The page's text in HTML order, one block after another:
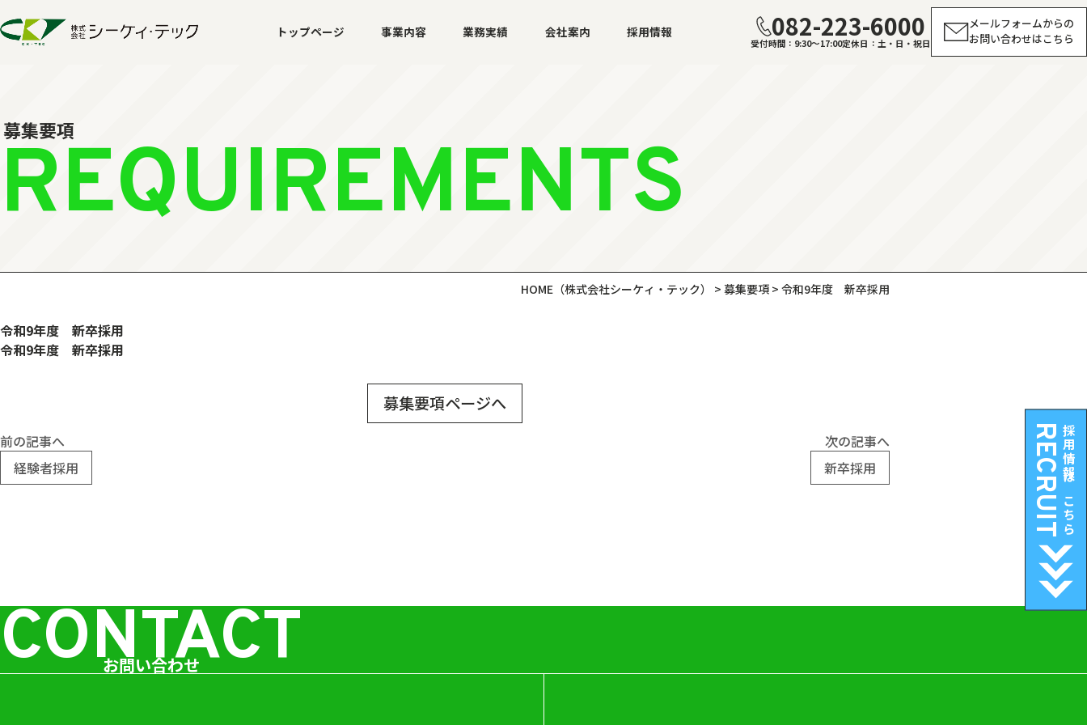
トップページ 事業内容 業務実績 会社案内 採用情報 082-223-6000
受付時間 9:30～17:00定休日 土・日・祝日
メールフォームからの
お問い合わせはこちら
募集要項
REQUIREMENTS
HOME （株式会社シーケィ・テック） > 募集要項 > 令和9年度 新卒採用
令和9年度 新卒採用
令和9年度 新卒採用
募集要項ページへ
前の記事へ
経験者採用
次の記事へ
新卒採用
CONTACT
お問い合わせ
採用情報はこちら
RECRUIT